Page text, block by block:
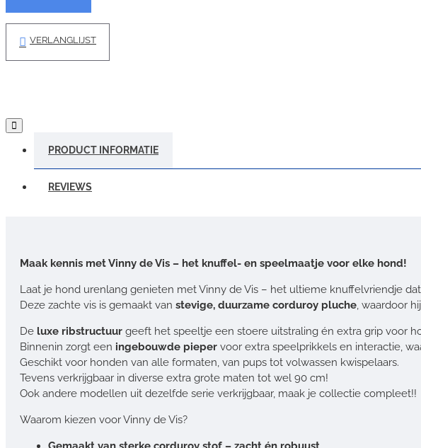
VERLANGLIJST
PRODUCT INFORMATIE
REVIEWS
Maak kennis met Vinny de Vis – het knuffel- en speelmaatje voor elke hond!
Laat je hond urenlang genieten met Vinny de Vis – het ultieme knuffelvriendje
Deze zachte vis is gemaakt van stevige, duurzame corduroy pluche, waardoor
De luxe ribstructuur geeft het speeltje een stoere uitstraling én extra grip voor
Binnenin zorgt een ingebouwde pieper voor extra speelprikkels en interactie,
Geschikt voor honden van alle formaten, van pups tot volwassen kwispelaars.
Tevens verkrijgbaar in diverse extra grote maten tot wel 90 cm!
Ook andere modellen uit dezelfde serie verkrijgbaar, maak je collectie compleet!!
Waarom kiezen voor Vinny de Vis?